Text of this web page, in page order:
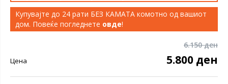
Купувајте до 24 рати БЕЗ КАМАТА комотно од вашиот
дом. Повеќе погледнете овде!
6.150 ден
Цена 5.800 ден